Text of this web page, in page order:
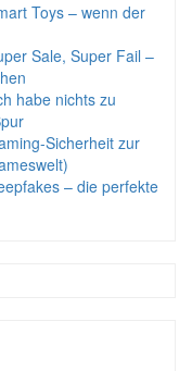
Toys – wenn der
Sale, Super Fail –
habe nichts zu
Sicherheit zur
– die perfekte